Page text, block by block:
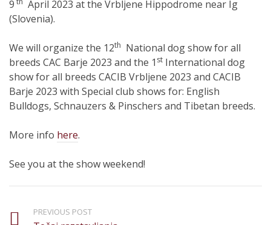
9
April 2023 at the Vrbljene Hippodrome near Ig
(Slovenia).
We will organize the 12th National dog show for all
breeds CAC Barje 2023 and the 1 st International dog
show for all breeds CACIB Vrbljene 2023 and CACIB
Barje 2023 with Special club shows for: English
Bulldogs, Schnauzers & Pinschers and Tibetan breeds.
More info here.
See you at the show weekend!
PREVIOUS POST